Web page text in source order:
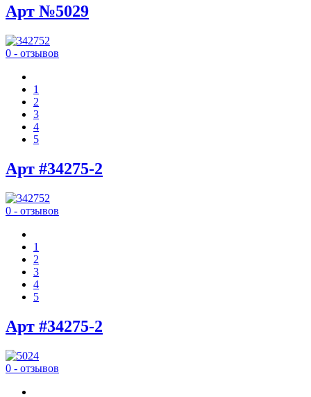
Арт №5029
0 - отзывов
1
2
3
4
5
Арт #34275-2
0 - отзывов
1
2
3
4
5
Арт #34275-2
0 - отзывов